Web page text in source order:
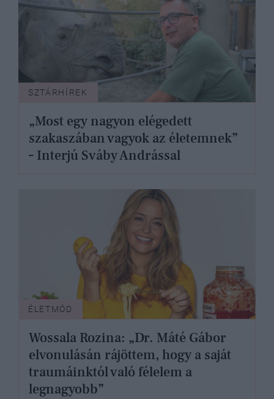
SZTÁRHÍREK
„Most egy nagyon elégedett
szakaszában vagyok az életemnek”
– Interjú Sváby Andrással
ÉLETMÓD
Wossala Rozina: „Dr. Máté Gábor
elvonulásán rájöttem, hogy a saját
traumáinktól való félelem a
legnagyobb”